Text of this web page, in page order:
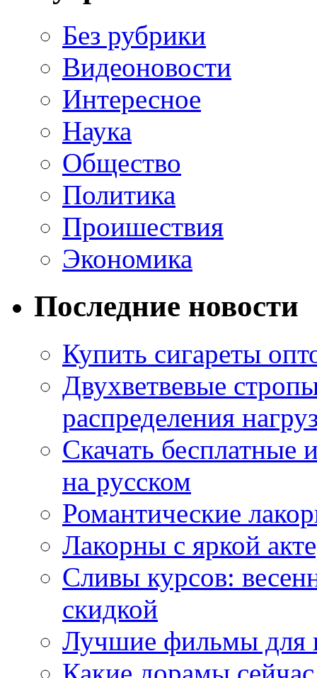
Без рубрики
Видеоновости
Интересное
Наука
Общество
Политика
Проишествия
Экономика
Последние новости
Купить сигареты
Двухветвевые
распределения
Скачать
на русском
Романтические
Лакорны с яркой
Сливы курсов:
скидкой
Лучшие фильмы для